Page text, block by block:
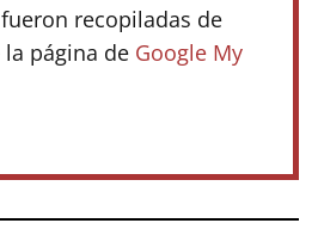
recopiladas de
la página de Google My